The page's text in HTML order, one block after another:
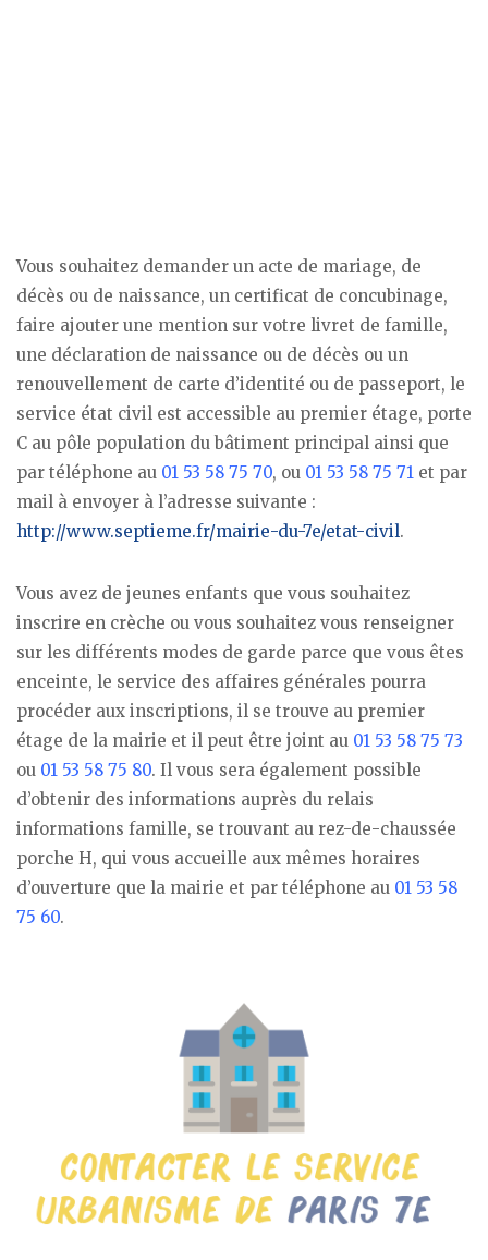
Vous souhaitez demander un acte de mariage, de
décès ou de naissance, un certificat de concubinage,
faire ajouter une mention sur votre livret de famille,
une déclaration de naissance ou de décès ou un
renouvellement de carte d’identité ou de passeport, le
service état civil est accessible au premier étage, porte
C au pôle population du bâtiment principal ainsi que
par téléphone au 01 53 58 75 70, ou 01 53 58 75 71 et par
mail à envoyer à l’adresse suivante :
http://www.septieme.fr/mairie-du-7e/etat-civil.
Vous avez de jeunes enfants que vous souhaitez
inscrire en crèche ou vous souhaitez vous renseigner
sur les différents modes de garde parce que vous êtes
enceinte, le service des affaires générales pourra
procéder aux inscriptions, il se trouve au premier
étage de la mairie et il peut être joint au 01 53 58 75 73
ou 01 53 58 75 80. Il vous sera également possible
d’obtenir des informations auprès du relais
informations famille, se trouvant au rez-de-chaussée
porche H, qui vous accueille aux mêmes horaires
d’ouverture que la mairie et par téléphone au 01 53 58
75 60.